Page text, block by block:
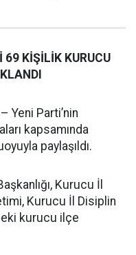
69 KİŞİLİK KURUCU
Yeni Parti’nin
kapsamında
paylaşıldı.
Kurucu İl
Kurucu İl Disiplin
kurucu ilçe